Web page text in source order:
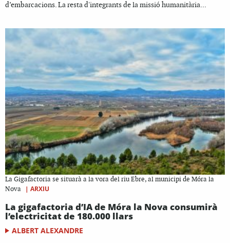
d’embarcacions. La resta d'integrants de la missió humanitària...
La Gigafactoria se situarà a la vora del riu Ebre, al municipi de Móra la
Nova
| ARXIU
La gigafactoria d’IA de Móra la Nova consumirà
l’electricitat de 180.000 llars
ALBERT ALEXANDRE